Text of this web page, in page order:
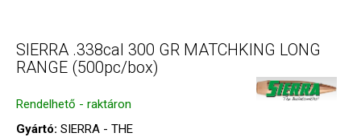
SIERRA .338cal 300 GR MATCHKING LONG
RANGE (500pc/box)
Rendelhető - raktáron
Gyártó: SIERRA - THE